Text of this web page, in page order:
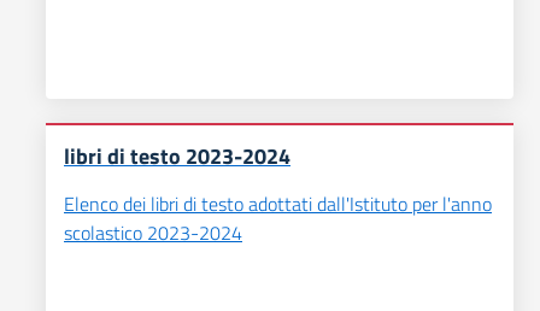
libri di testo 2023-2024
Elenco dei libri di testo adottati dall'Istituto per l'anno
scolastico 2023-2024